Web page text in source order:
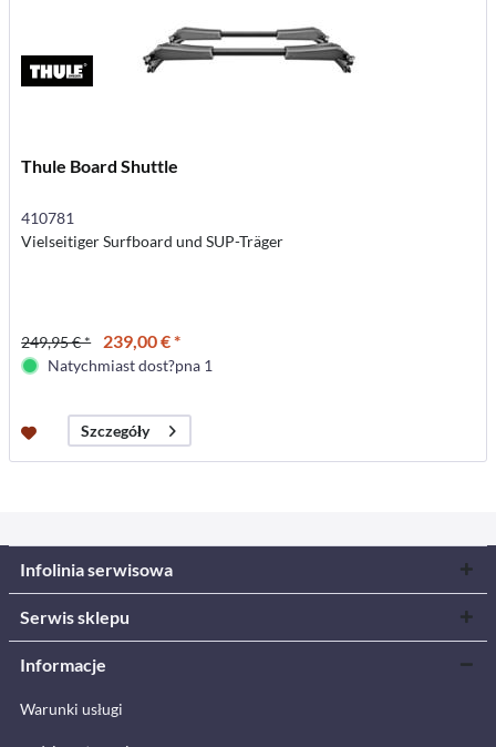
Thule Board Shuttle
410781
Vielseitiger Surfboard und SUP-Träger
249,95 € * 239,00 € *
Natychmiast dost?pna 1
Szczegóły
Infolinia serwisowa
Serwis sklepu
Informacje
Warunki usługi